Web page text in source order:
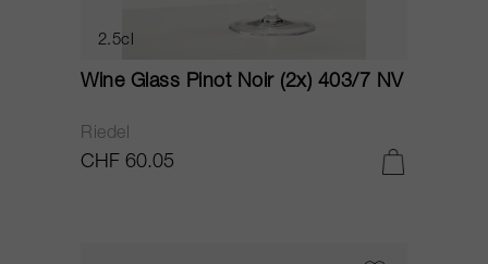
2.5cl
Wine Glass Pinot Noir (2x) 403/7 NV
Riedel
CHF 60.05